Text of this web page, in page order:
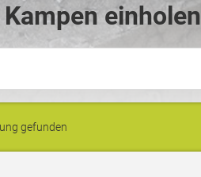
einholen
gefunden